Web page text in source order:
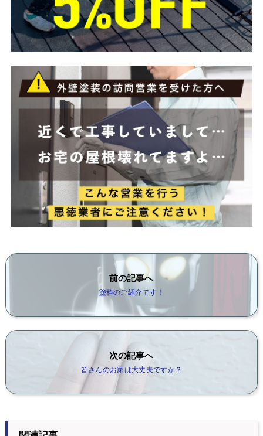
前の記事へ
塗料のご紹介です！
次の記事へ
皆さんのお家は大丈夫ですか？